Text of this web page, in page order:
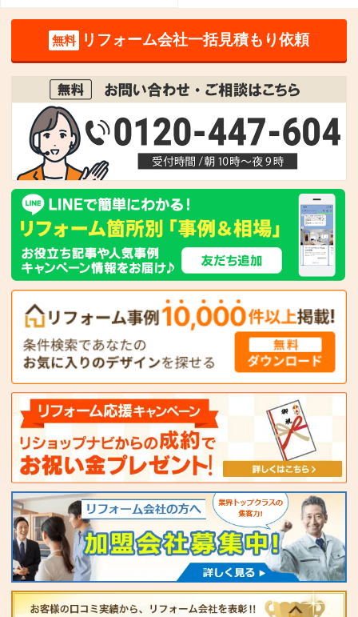
無料 リフォーム会社一括見積もり依頼